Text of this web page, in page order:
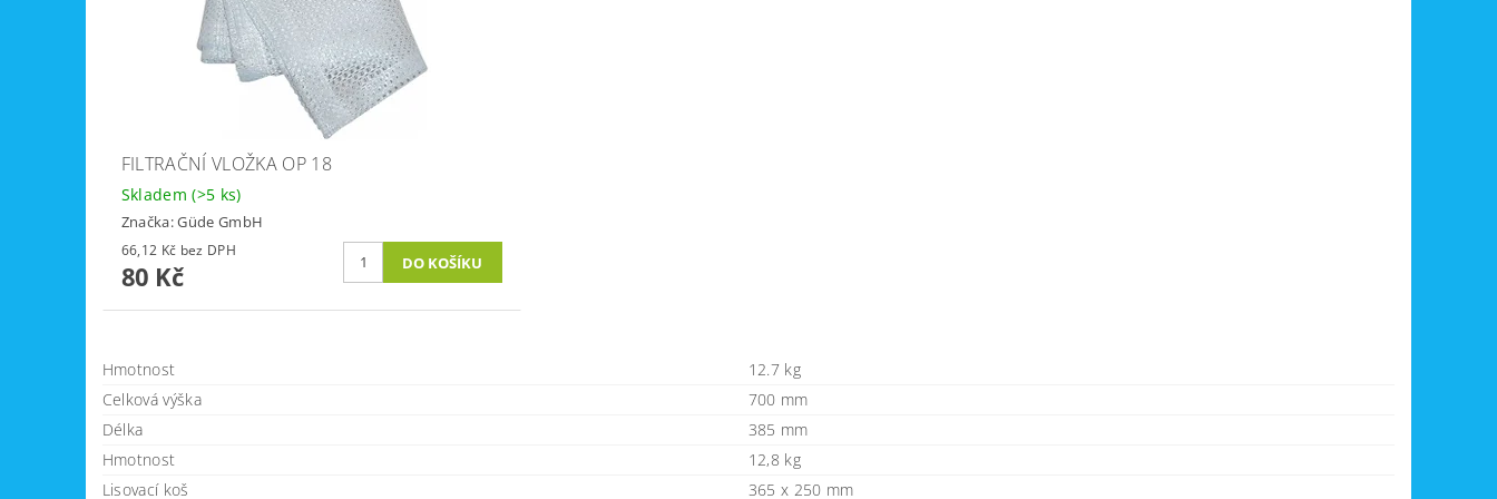
FILTRAČNÍ VLOŽKA OP 18
Skladem(>5 ks)
Značka:Güde GmbH
66,12 Kč bez DPH
80 Kč
Hmotnost
12.7 kg
Celková výška
700 mm
Délka
385 mm
Hmotnost
12,8 kg
Lisovací koš
365 x 250 mm